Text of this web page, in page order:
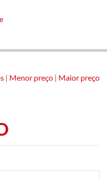
| Menor preço | Maior preço